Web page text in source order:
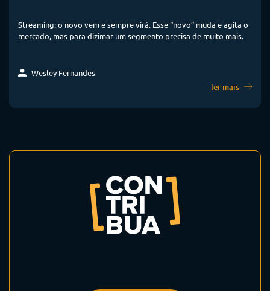
Streaming: o novo vem e sempre virá. Esse “novo” muda e agita o
mercado, mas para dizimar um segmento precisa de muito mais.
Wesley Fernandes
ler mais